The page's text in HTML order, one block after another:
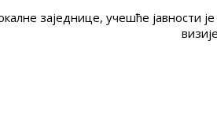
заједнице, учешће јавности